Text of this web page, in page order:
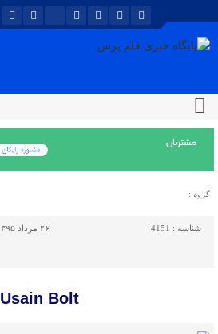
گروه :
شناسه : 4151 ۲۶ مرداد ۱۳۹۵ - ۱۳:۴۹
Usain Bolt